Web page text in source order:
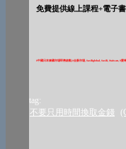
免費提供線上課程+電子書
#中國日本泰國市場即將啟動,#全新市場, #asiliglobal, #asili, #taiwan, #愛
tag:
不要只用時間換取金錢